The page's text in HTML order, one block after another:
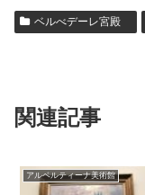
ベルべデーレ宮殿
関連記事
アルベルティーナ美術館